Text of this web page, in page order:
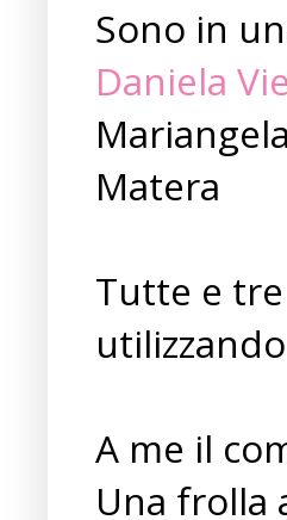
Sono in
Daniela
Matera
Tutte e
A me il
Una frolla